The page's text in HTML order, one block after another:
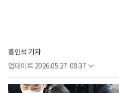
홍인석 기자
업데이트 2026.05.27. 08:37